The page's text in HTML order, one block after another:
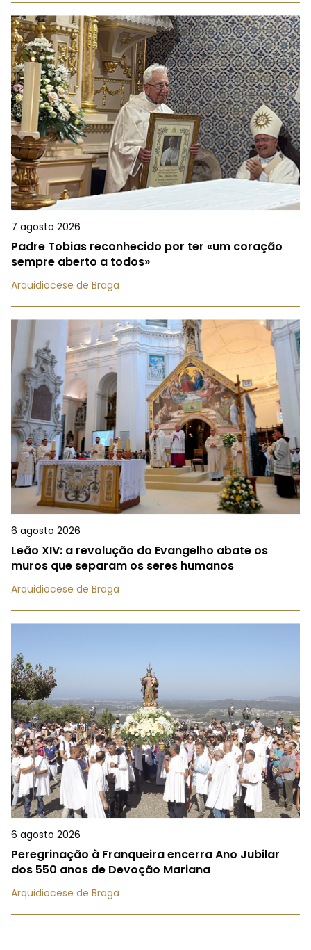
7 agosto 2026
Padre Tobias reconhecido por ter «um coração
sempre aberto a todos»
Arquidiocese de Braga
6 agosto 2026
Leão XIV: a revolução do Evangelho abate os
muros que separam os seres humanos
Arquidiocese de Braga
6 agosto 2026
Peregrinação à Franqueira encerra Ano Jubilar
dos 550 anos de Devoção Mariana
Arquidiocese de Braga